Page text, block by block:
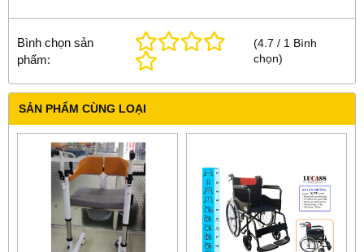
Bình chọn sản
phẩm:
(4.7 / 1 Bình
chọn)
SẢN PHẨM CÙNG LOẠI